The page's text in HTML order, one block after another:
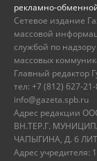
рекламно-
Сетевое издание
массовой
службой по
массовых
Главный редактор
тел: +7 (812) 627-
info@gazeta.spb.ru
Адрес редакции
ВН.ТЕР.Г.
ЧАПЫГИНА, Д. 6
Адрес учредителя: